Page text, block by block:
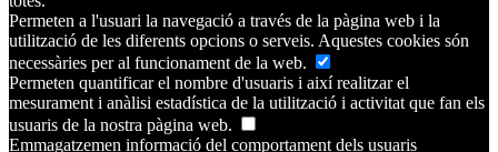
Permeten a l'usuari la navegació a través de la pàgina web i la
utilització de les diferents opcions o serveis. Aquestes cookies són
necessàries per al funcionament de la web.
Permeten quantificar el nombre d'usuaris i així realitzar el
mesurament i anàlisi estadística de la utilització i activitat que fan els
usuaris de la nostra pàgina web.
Emmagatzemen informació del comportament dels usuaris